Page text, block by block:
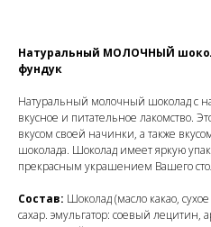
Натуральный МОЛОЧНЫЙ
фундук
Натуральный молочный шоколад с
вкусное и питательное лакомство.
вкусом своей начинки, а также
шоколада. Шоколад имеет яркую
прекрасным украшением Вашего
Состав: Шоколад (масло какао,
сахар. эмульгатор: соевый лецитин,